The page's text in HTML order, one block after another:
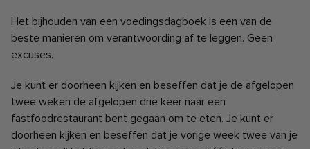
Het bijhouden van een voedingsdagboek is een van de
beste manieren om verantwoording af te leggen. Geen
excuses.
Je kunt er doorheen kijken en beseffen dat je de afgelopen
twee weken de afgelopen drie keer naar een
fastfoodrestaurant bent gegaan om te eten. Je kunt er
doorheen kijken en beseffen dat je vorige week twee van je